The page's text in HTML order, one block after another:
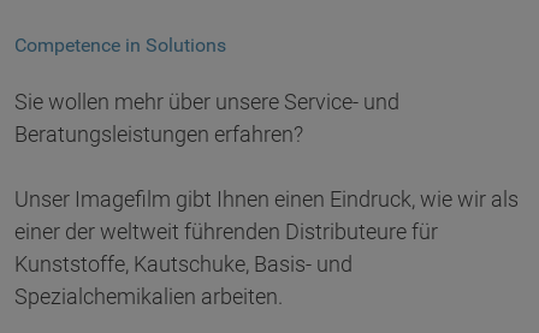
Competence in Solutions
Sie wollen mehr über unsere Service- und
Beratungsleistungen erfahren?
Unser Imagefilm gibt Ihnen einen Eindruck, wie wir als
einer der weltweit führenden Distributeure für
Kunststoffe, Kautschuke, Basis- und
Spezialchemikalien arbeiten.